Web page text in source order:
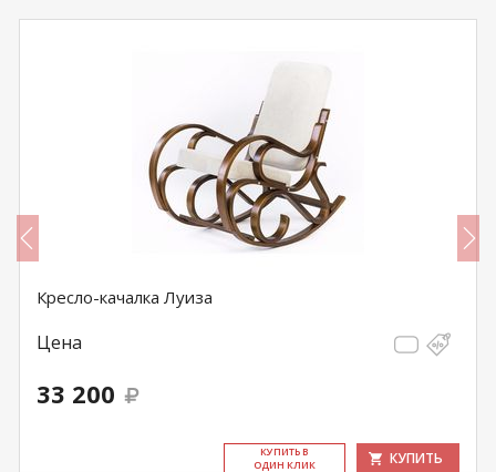
Кресло-качалка Луиза
Цена
33 200
КУ­ПИТЬ В
ОДИН КЛИК
КУПИТЬ